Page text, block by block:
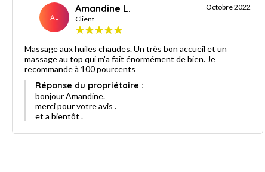
AL
Amandine L.
Client
Octobre 2022
Massage aux huiles chaudes. Un très bon accueil et un
massage au top qui m'a fait énormément de bien. Je
recommande à 100 pourcents
Réponse du propriétaire :
bonjour Amandine.
merci pour votre avis .
et a bientôt .